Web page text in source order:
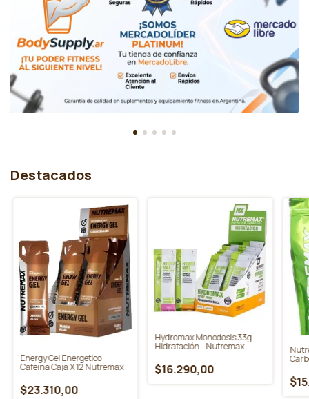
Destacados
Energy Gel Energetico
Cafeina Caja X 12 Nutremax
$23.310,00
Hydromax Monodosis 33g
Hidratación - Nutremax
$16.290,00